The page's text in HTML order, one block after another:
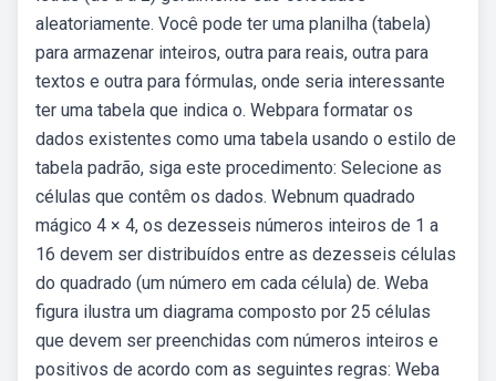
aleatoriamente. Você pode ter uma planilha (tabela)
para armazenar inteiros, outra para reais, outra para
textos e outra para fórmulas, onde seria interessante
ter uma tabela que indica o. Webpara formatar os
dados existentes como uma tabela usando o estilo de
tabela padrão, siga este procedimento: Selecione as
células que contêm os dados. Webnum quadrado
mágico 4 × 4, os dezesseis números inteiros de 1 a
16 devem ser distribuídos entre as dezesseis células
do quadrado (um número em cada célula) de. Weba
figura ilustra um diagrama composto por 25 células
que devem ser preenchidas com números inteiros e
positivos de acordo com as seguintes regras: Weba